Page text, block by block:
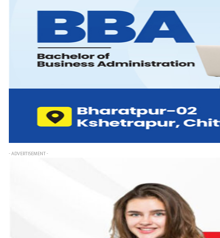
- ADVERTISEMENT -